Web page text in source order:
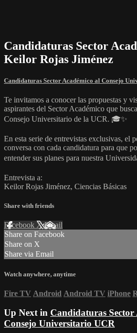
Candidaturas Sector
Keilor Rojas Jiménez
Candidaturas Sector Académico al Consejo
Te invitamos a conocer las propuestas y
aspirantes del Sector Académico que
Consejo Universitario de la UCR. 🎓✨
En esta serie de entrevistas exclusivas, el
conversa con cada candidatura para que
entender sus planes para nuestra
Entrevista a:
Keilor Rojas Jiménez, Ciencias Básicas
Share with friends
Facebook XEmail
Share on Facebook
Share on X
Share via Email
Watch anywhere, anytime
Fire TV Android Android TV iPhone
Up Next in Candidaturas Sector
Consejo Universitario UCR